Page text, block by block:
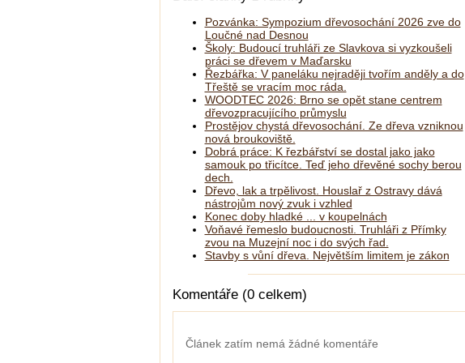
Pozvánka: Sympozium dřevosochání 2026 zve do
Loučné nad Desnou
Školy: Budoucí truhláři ze Slavkova si vyzkoušeli
práci se dřevem v Maďarsku
Řezbářka: V paneláku nejraději tvořím anděly a do
Třeště se vracím moc ráda.
WOODTEC 2026: Brno se opět stane centrem
dřevozpracujícího průmyslu
Prostějov chystá dřevosochání. Ze dřeva vzniknou
nová broukoviště.
Dobrá práce: K řezbářství se dostal jako jako
samouk po třicítce. Teď jeho dřevěné sochy berou
dech.
Dřevo, lak a trpělivost. Houslař z Ostravy dává
nástrojům nový zvuk i vzhled
Konec doby hladké ... v koupelnách
Voňavé řemeslo budoucnosti. Truhláři z Přímky
zvou na Muzejní noc i do svých řad.
Stavby s vůní dřeva. Největším limitem je zákon
Komentáře (0 celkem)
Článek zatím nemá žádné komentáře